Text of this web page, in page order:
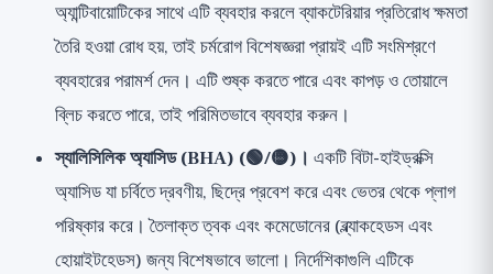
অ্যান্টিবায়োটিকের সাথে এটি ব্যবহার করলে ব্যাকটেরিয়ার প্রতিরোধ ক্ষমতা
তৈরি হওয়া রোধ হয়, তাই চর্মরোগ বিশেষজ্ঞরা প্রায়ই এটি সংমিশ্রণে
ব্যবহারের পরামর্শ দেন। এটি শুষ্ক করতে পারে এবং কাপড় ও তোয়ালে
ব্লিচ করতে পারে, তাই পরিমিতভাবে ব্যবহার করুন।
স্যালিসিলিক অ্যাসিড (BHA) (🟢/🟡)। একটি বিটা-হাইড্রক্সি
অ্যাসিড যা চর্বিতে দ্রবণীয়, ছিদ্রে প্রবেশ করে এবং ভেতর থেকে প্লাগ
পরিষ্কার করে। তৈলাক্ত ত্বক এবং কমেডোনের (ব্ল্যাকহেডস এবং
হোয়াইটহেডস) জন্য বিশেষভাবে ভালো। নির্দেশিকাগুলি এটিকে